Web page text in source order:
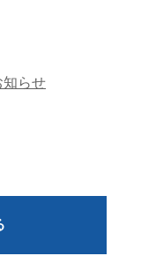
知らせ